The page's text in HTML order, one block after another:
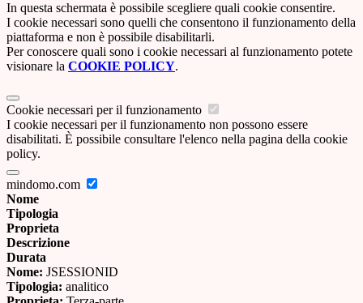
In questa schermata è possibile scegliere quali cookie consentire.
I cookie necessari sono quelli che consentono il funzionamento della
piattaforma e non è possibile disabilitarli.
Per conoscere quali sono i cookie necessari al funzionamento potete
visionare la COOKIE POLICY.
Cookie necessari per il funzionamento
I cookie necessari per il funzionamento non possono essere
disabilitati. È possibile consultare l'elenco nella pagina della cookie
policy.
mindomo.com
Nome
Tipologia
Proprieta
Descrizione
Durata
Nome: JSESSIONID
Tipologia: analitico